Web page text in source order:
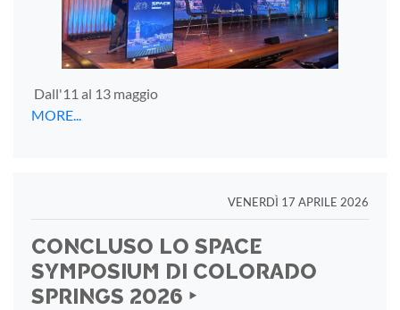
Dall'11 al 13 maggio
MORE...
VENERDÌ 17 APRILE 2026
CONCLUSO LO SPACE
SYMPOSIUM DI COLORADO
SPRINGS 2026 ‣